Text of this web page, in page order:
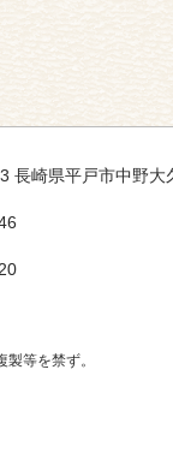
長崎県平戸市中野大
等を禁ず。